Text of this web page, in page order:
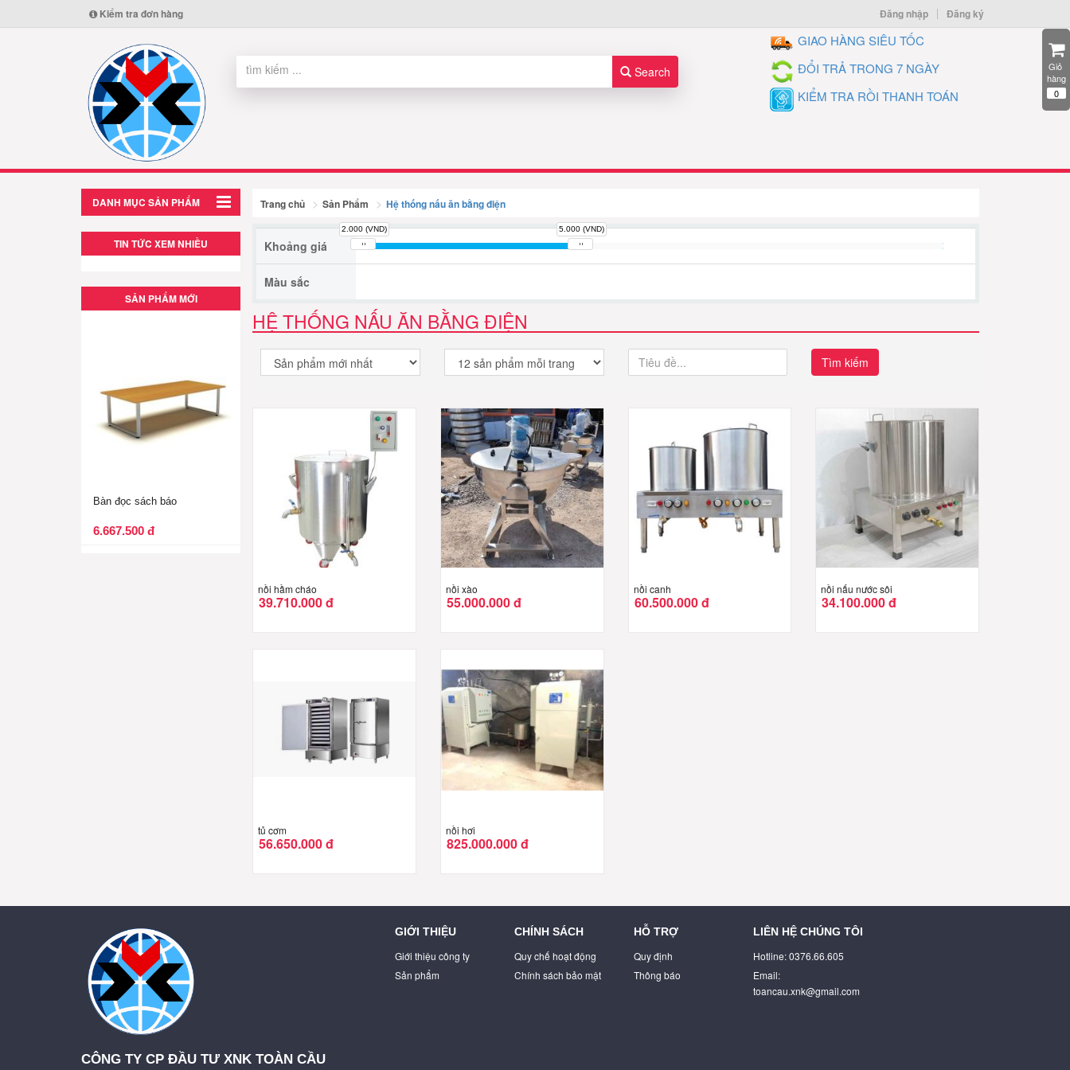
Kiểm tra đơn hàng Đăng nhập Đăng ký
Search
GIAO HÀNG SIÊU TỐC
ĐỔI TRẢ TRONG 7 NGÀY
KIỂM TRA RỒI THANH TOÁN
DANH MỤC SẢN PHẨM
TIN TỨC XEM NHIỀU
SẢN PHẨM MỚI
Bàn đọc sách báo
6.667.500 đ
Trang chủ Sản Phẩm Hệ thống nấu ăn bằng điện
Khoảng giá
2.000 (VND) 5.000 (VND)
Màu sắc
HỆ THỐNG NẤU ĂN BẰNG ĐIỆN
Tìm kiếm
nồi hầm cháo
39.710.000 đ
nồi xào
55.000.000 đ
nồi canh
60.500.000 đ
nồi nấu nước sôi
34.100.000 đ
tủ cơm
56.650.000 đ
nồi hơi
825.000.000 đ
CÔNG TY CP ĐẦU TƯ XNK TOÀN CẦU
GIỚI THIỆU
Giới thiệu công ty
Sản phẩm
CHÍNH SÁCH
Quy chế hoạt động
Chính sách bảo mật
HỖ TRỢ
Quy định
Thông báo
LIÊN HỆ CHÚNG TÔI
Hotline: 0376.66.605
Email:
toancau.xnk@gmail.com
Giỏ
hàng
0